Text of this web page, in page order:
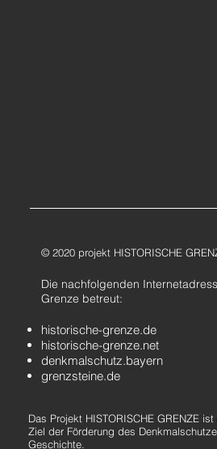
© 2020 projekt HISTORISCHE
Die nachfolgenden
Grenze betreut:
historische-grenze.de
historische-grenze.net
denkmalschutz.bayern
grenzsteine.de
Das Projekt HISTORISCHE GRENZE
Ziel der Förderung des
Geschichte.